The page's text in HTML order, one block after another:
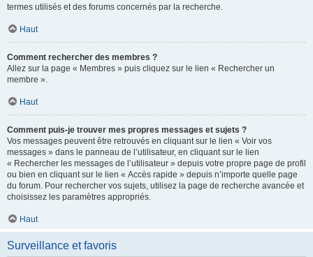
termes utilisés et des forums concernés par la recherche.
Haut
Comment rechercher des membres ?
Allez sur la page « Membres » puis cliquez sur le lien « Rechercher un
membre ».
Haut
Comment puis-je trouver mes propres messages et sujets ?
Vos messages peuvent être retrouvés en cliquant sur le lien « Voir vos
messages » dans le panneau de l’utilisateur, en cliquant sur le lien
« Rechercher les messages de l’utilisateur » depuis votre propre page de profil
ou bien en cliquant sur le lien « Accès rapide » depuis n’importe quelle page
du forum. Pour rechercher vos sujets, utilisez la page de recherche avancée et
choisissez les paramètres appropriés.
Haut
Surveillance et favoris